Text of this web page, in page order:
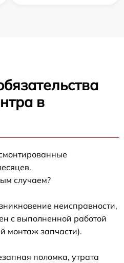
в
случаем?
неисправности,
с выполненной работой
монтаж запчасти).
поломка, утрата